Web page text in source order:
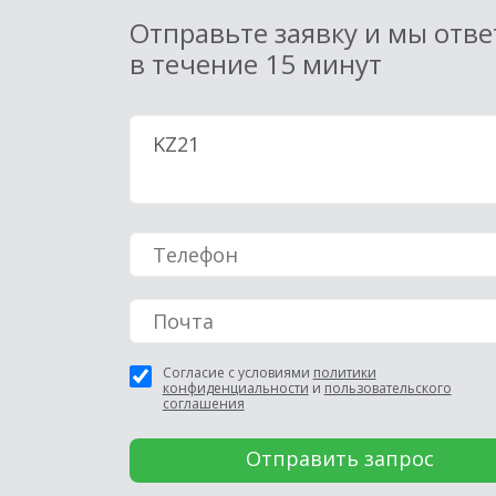
Отправьте заявку и мы
в течение 15 минут
Согласие с условиями политики
конфиденциальности и пользовательского
соглашения